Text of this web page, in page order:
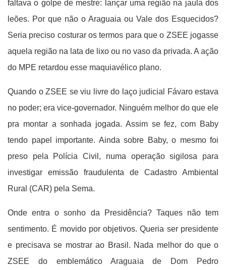
faltava o golpe de mestre: lançar uma região na jaula dos
leões. Por que não o Araguaia ou Vale dos Esquecidos?
Seria preciso costurar os termos para que o ZSEE jogasse
aquela região na lata de lixo ou no vaso da privada. A ação
do MPE retardou esse maquiavélico plano.
Quando o ZSEE se viu livre do laço judicial Fávaro estava
no poder; era vice-governador. Ninguém melhor do que ele
pra montar a sonhada jogada. Assim se fez, com Baby
tendo papel importante. Ainda sobre Baby, o mesmo foi
preso pela Polícia Civil, numa operação sigilosa para
investigar emissão fraudulenta de Cadastro Ambiental
Rural (CAR) pela Sema.
Onde entra o sonho da Presidência? Taques não tem
sentimento. É movido por objetivos. Queria ser presidente
e precisava se mostrar ao Brasil. Nada melhor do que o
ZSEE do emblemático Araguaia de Dom Pedro